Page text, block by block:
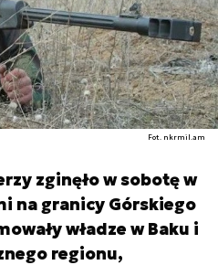
Fot. nkrmil.am
zginęło w sobotę w
na granicy Górskiego
władze w Baku i
regionu,